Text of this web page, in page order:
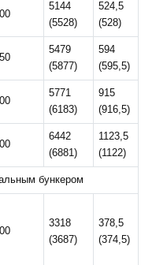
5144
(5528)
524,5
(528)
5479
(5877)
594
(595,5)
5771
(6183)
915
(916,5)
6442
(6881)
1123,5
(1122)
бункером
3318
(3687)
378,5
(374,5)